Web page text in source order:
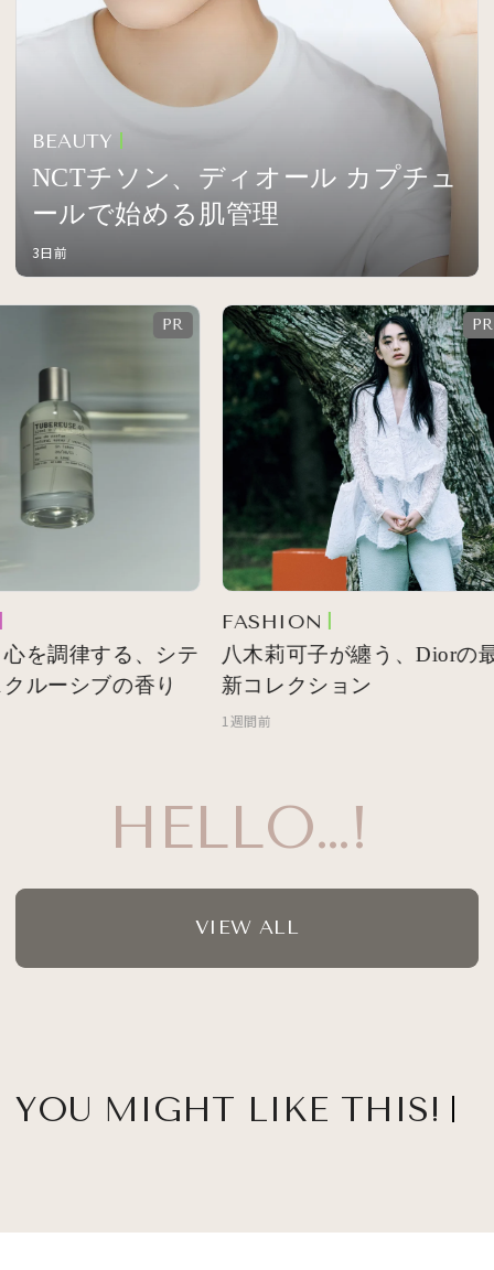
BEAUTY
NCTチソン、ディオール カプチュ
ールで始める肌管理
3日前
HELLO…!
調律する、シテ
ーシブの香り
FASHION
八木莉可子が纏う、Diorの最
新コレクション
1週間前
VIEW ALL
YOU MIGHT LIKE THIS!